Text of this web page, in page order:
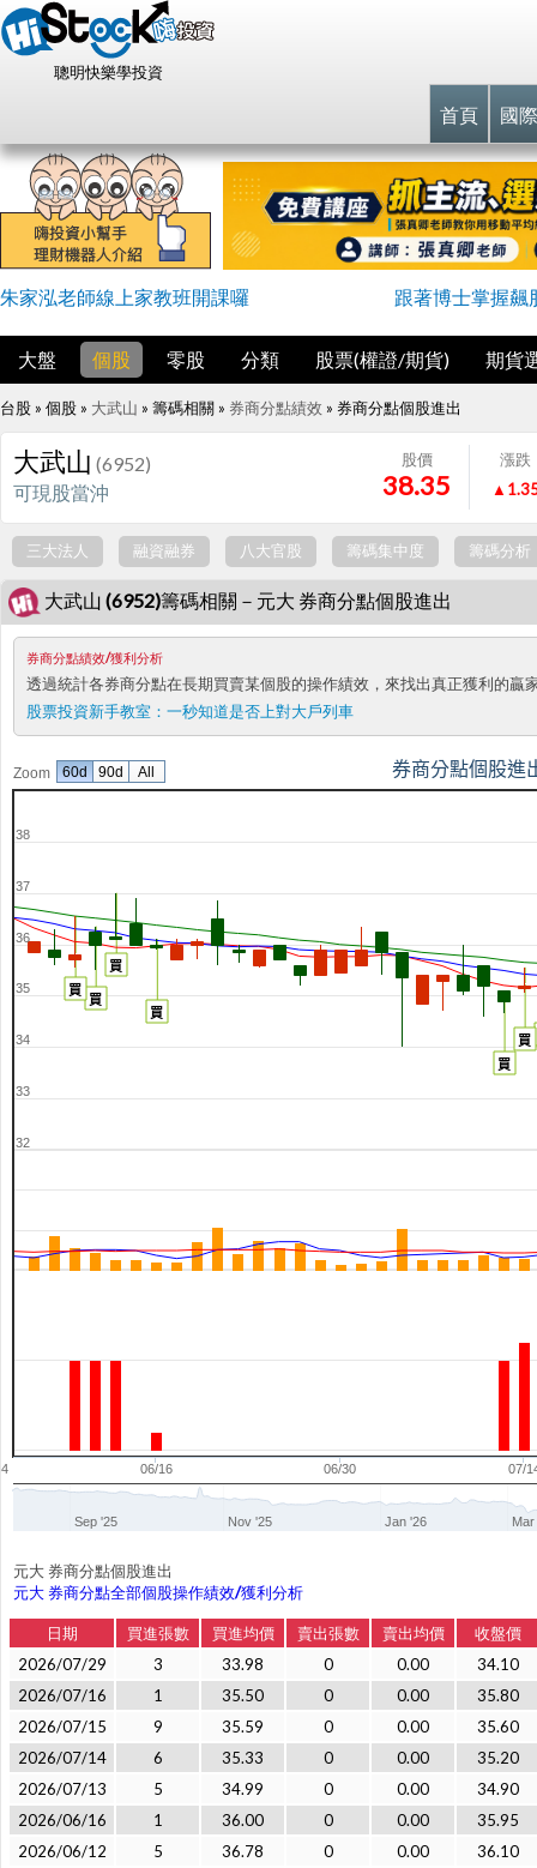
聰明快樂學投資
首頁 國
朱家泓老師線上家教班開課囉 跟著博士掌握飆
大盤 個股 零股 分類 股票(權證/期貨) 期貨
台股 » 個股 » 大武山 » 籌碼相關 » 券商分點績效 » 券商分點個股進出
大武山 (6952)
可現股當沖
股價
38.35
漲跌
三大法人 融資融券 八大官股 籌碼集中度 籌碼分析
大武山 (6952)籌碼相關－元大 券商分點個股進出
券商分點績效/獲利分析
透過統計各券商分點在長期買賣某個股的操作績效，來找出真正獲利的
股票投資新手教室： 一秒知道是否上對大戶列車
Zoom
買
買
買
買
買
買
券商分點個股進
06/16 06/30 07/
32
33
34
35
36
37
38
Sep '25 Nov '25 Jan '26 Mar
60d 90d All
元大 券商分點個股進出
元大 券商分點全部個股操作績效/獲利分析
日期 買進張數 買進均價 賣出張數 賣出均價
收盤價
2026/07/29
3 33.98 0 0.00
34.10
2026/07/16
1 35.50 0 0.00
35.80
2026/07/15
9 35.59 0 0.00
35.60
2026/07/14
6 35.33 0 0.00
35.20
2026/07/13
5 34.99 0 0.00
34.90
2026/06/16
1 36.00 0 0.00
35.95
2026/06/12
5 36.78 0 0.00
36.10